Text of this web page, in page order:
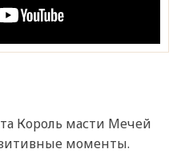
Король масти Мечей
моменты.